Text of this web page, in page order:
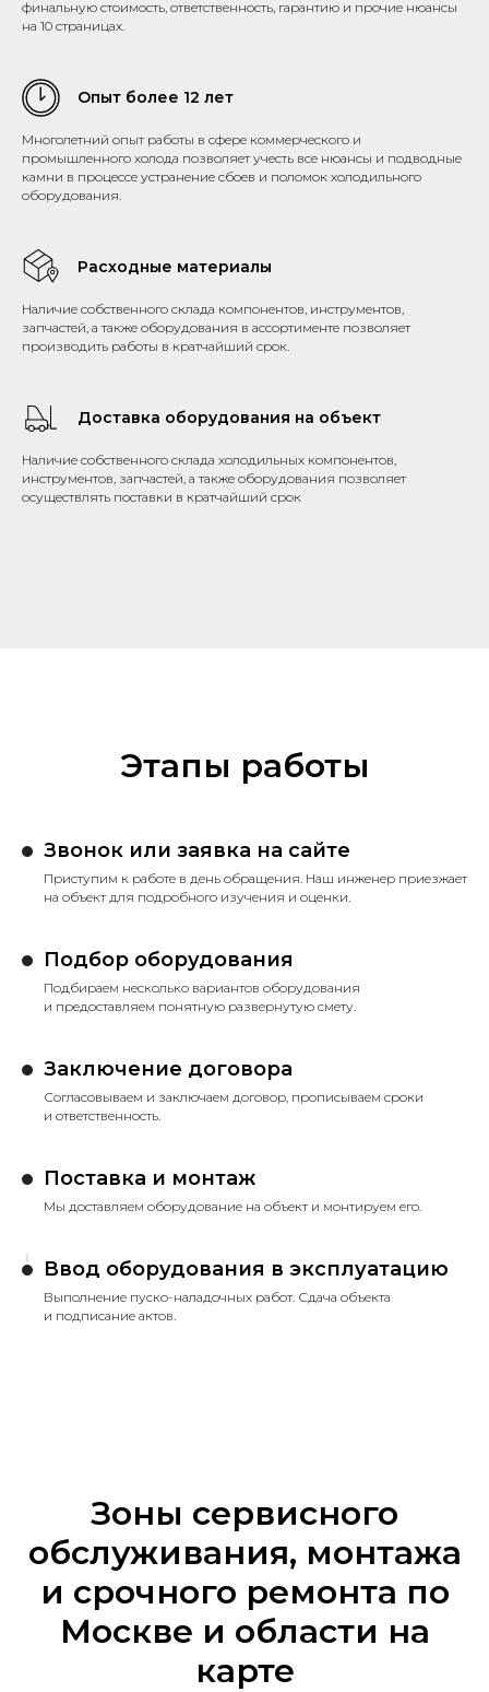
финальную стоимость, ответственность, гарантию и прочие нюансы
на 10 страницах.
Опыт более 12 лет
Многолетний опыт работы в сфере коммерческого и
промышленного холода позволяет учесть все нюансы и подводные
камни в процессе устранение сбоев и поломок холодильного
оборудования.
Расходные материалы
Наличие собственного склада компонентов, инструментов,
запчастей, а также оборудования в ассортименте позволяет
производить работы в кратчайший срок.
Доставка оборудования на объект
Наличие собственного склада холодильных компонентов,
инструментов, запчастей, а также оборудования позволяет
осуществлять поставки в кратчайший срок
Этапы работы
Звонок или заявка на сайте
Приступим к работе в день обращения. Наш инженер приезжает
на объект для подробного изучения и оценки.
Подбор оборудования
Подбираем несколько вариантов оборудования
и предоставляем понятную развернутую смету.
Заключение договора
Согласовываем и заключаем договор, прописываем сроки
и ответственность.
Поставка и монтаж
Мы доставляем оборудование на объект и монтируем его.
Ввод оборудования в эксплуатацию
Выполнение пуско-наладочных работ. Сдача объекта
и подписание актов.
Зоны сервисного
обслуживания, монтажа
и срочного ремонта по
Москве и области на
карте